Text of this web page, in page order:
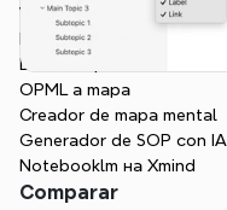
Web
Markdown a mapa
Doc a mapa
OPML a mapa
Creador de mapa mental
Generador de SOP con IA
Notebooklm на Xmind
Comparar